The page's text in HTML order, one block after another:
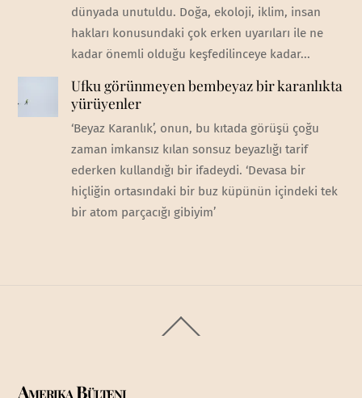
dünyada unutuldu. Doğa, ekoloji, iklim, insan
hakları konusundaki çok erken uyarıları ile ne
kadar önemli olduğu keşfedilinceye kadar...
Ufku görünmeyen bembeyaz bir karanlıkta
yürüyenler
‘Beyaz Karanlık’, onun, bu kıtada görüşü çoğu
zaman imkansız kılan sonsuz beyazlığı tarif
ederken kullandığı bir ifadeydi. ‘Devasa bir
hiçliğin ortasındaki bir buz küpünün içindeki tek
bir atom parçacığı gibiyim’
To
Amerika Bülteni